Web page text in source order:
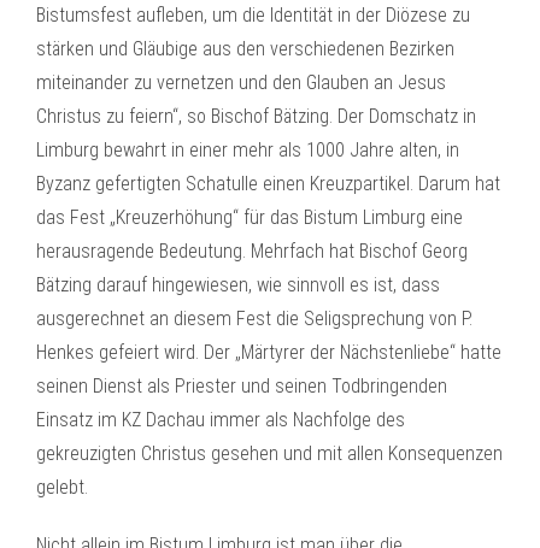
Bistumsfest aufleben, um die Identität in der Diözese zu
stärken und Gläubige aus den verschiedenen Bezirken
miteinander zu vernetzen und den Glauben an Jesus
Christus zu feiern“, so Bischof Bätzing. Der Domschatz in
Limburg bewahrt in einer mehr als 1000 Jahre alten, in
Byzanz gefertigten Schatulle einen Kreuzpartikel. Darum hat
das Fest „Kreuzerhöhung“ für das Bistum Limburg eine
herausragende Bedeutung. Mehrfach hat Bischof Georg
Bätzing darauf hingewiesen, wie sinnvoll es ist, dass
ausgerechnet an diesem Fest die Seligsprechung von P.
Henkes gefeiert wird. Der „Märtyrer der Nächstenliebe“ hatte
seinen Dienst als Priester und seinen Todbringenden
Einsatz im KZ Dachau immer als Nachfolge des
gekreuzigten Christus gesehen und mit allen Konsequenzen
gelebt.